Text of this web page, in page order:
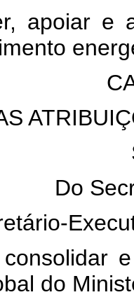
apoiar e
Do
do